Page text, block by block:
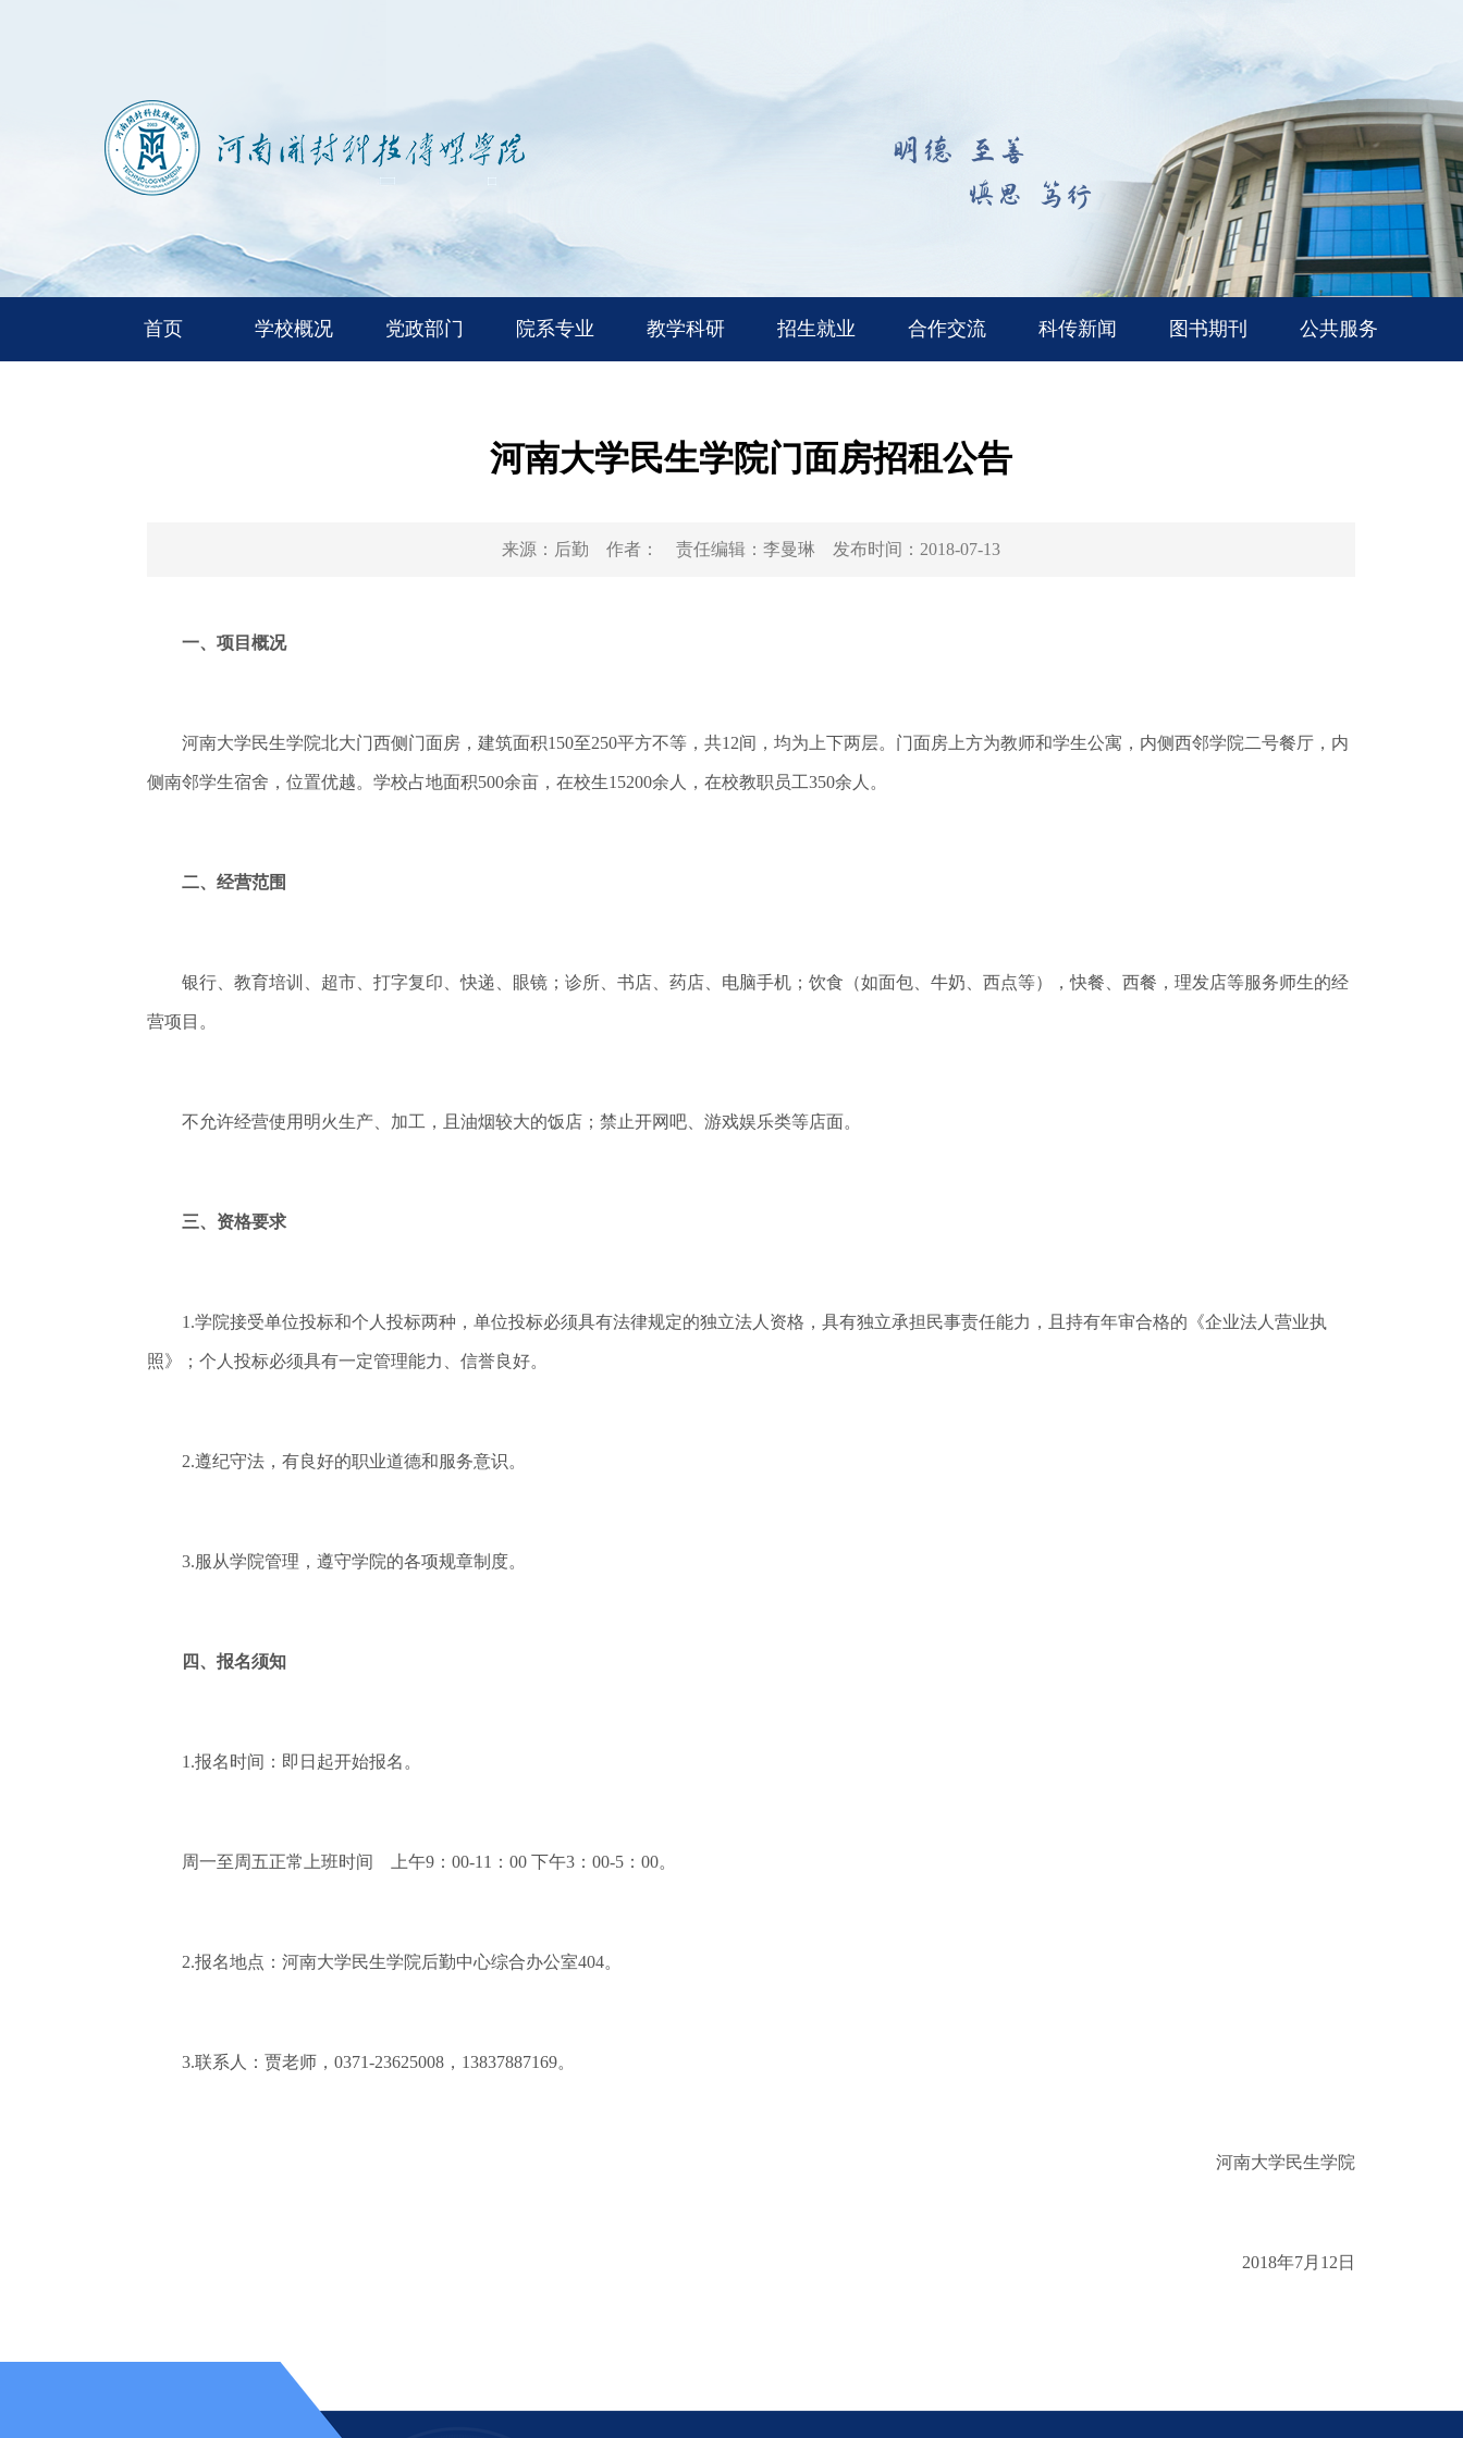
首页 学校概况 党政部门 院系专业 教学科研 招生就业 合作交流 科传新闻 图书期刊 公共服务
河南大学民生学院门面房招租公告
来源： 后勤 作者： 责任编辑： 李曼琳 发布时间： 2018-07-13
一、项目概况
河南大学民生学院北大门西侧门面房，建筑面积150至250平方不等，共12间，均为上下两层。门面房上方为教师和学生公寓，内侧西邻学院二号餐厅，内
侧南邻学生宿舍，位置优越。学校占地面积500余亩，在校生15200余人，在校教职员工350余人。
二、经营范围
银行、教育培训、超市、打字复印、快递、眼镜；诊所、书店、药店、电脑手机；饮食（如面包、牛奶、西点等），快餐、西餐，理发店等服务师生的经
营项目。
不允许经营使用明火生产、加工，且油烟较大的饭店；禁止开网吧、游戏娱乐类等店面。
三、资格要求
1.学院接受单位投标和个人投标两种，单位投标必须具有法律规定的独立法人资格，具有独立承担民事责任能力，且持有年审合格的《企业法人营业执
照》；个人投标必须具有一定管理能力、信誉良好。
2.遵纪守法，有良好的职业道德和服务意识。
3.服从学院管理，遵守学院的各项规章制度。
四、报名须知
1.报名时间：即日起开始报名。
周一至周五正常上班时间 上午9：00-11：00 下午3：00-5：00。
2.报名地点：河南大学民生学院后勤中心综合办公室404。
3.联系人：贾老师，0371-23625008，13837887169。
河南大学民生学院
2018年7月12日